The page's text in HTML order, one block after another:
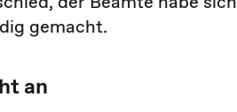
gemacht.
an